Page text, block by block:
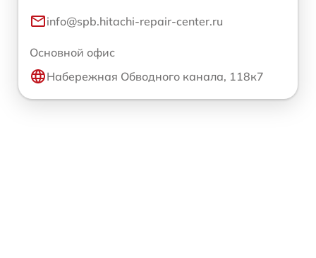
info@spb.hitachi-repair-center.ru
Основной офис
Набережная Обводного канала, 118к7